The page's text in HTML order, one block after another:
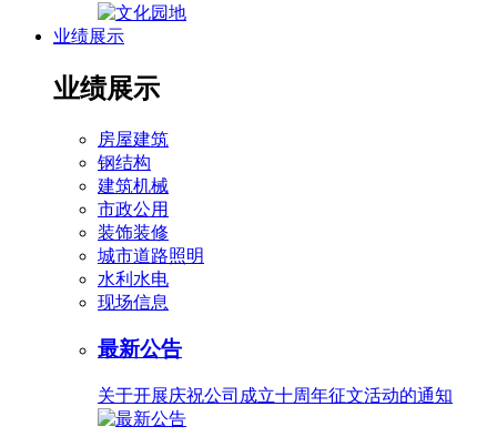
业绩展示
业绩展示
房屋建筑
钢结构
建筑机械
市政公用
装饰装修
城市道路照明
水利水电
现场信息
最新公告
关于开展庆祝公司成立十周年征文活动的通知